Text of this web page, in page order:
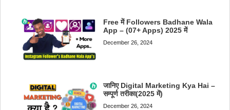
Free में Followers Badhane Wala
App – (07+ Apps) 2025 में
December 26, 2024
जानिए Digital Marketing Kya Hai –
सम्पूर्ण तरीका(2025 में)
December 26, 2024